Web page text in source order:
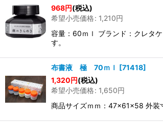
968円(税込)
希望小売価格: 1,210円
容量：60ｍｌ ブランド：クレタ
す。
布書液 極 70ｍｌ [71418]
1,320円(税込)
希望小売価格: 1,650円
商品サイズｍｍ：47×61×58 外装